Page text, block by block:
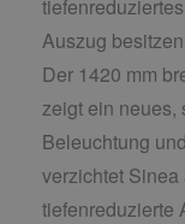
Auszug
Der 1420 mm
zeigt ein neues,
Beleuchtung
verzichtet
tiefenreduzierte